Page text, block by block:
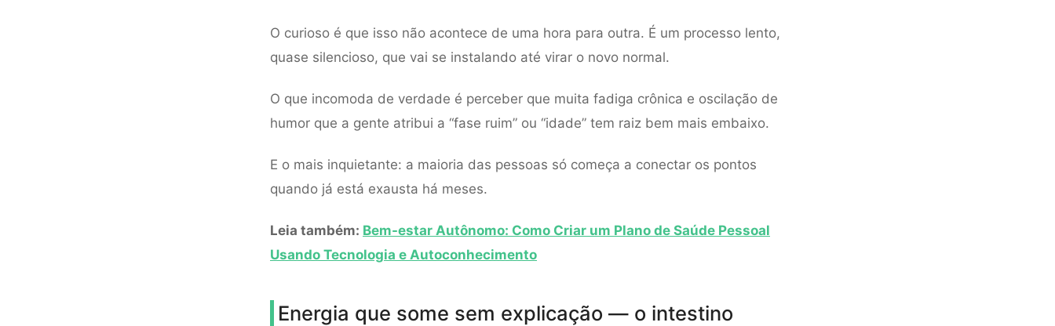
O curioso é que isso não acontece de uma hora para outra. É um processo lento,
quase silencioso, que vai se instalando até virar o novo normal.
O que incomoda de verdade é perceber que muita fadiga crônica e oscilação de
humor que a gente atribui a “fase ruim” ou “idade” tem raiz bem mais embaixo.
E o mais inquietante: a maioria das pessoas só começa a conectar os pontos
quando já está exausta há meses.
Leia também: Bem-estar Autônomo: Como Criar um Plano de Saúde Pessoal
Usando Tecnologia e Autoconhecimento
Energia que some sem explicação — o intestino